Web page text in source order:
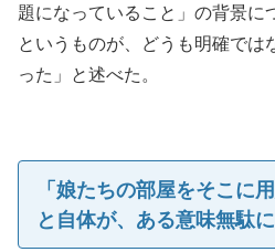
題になっていること」の背景に
というものが、どうも明確では
った」と述べた。
「娘たちの部屋をそこに
と自体が、ある意味無駄に